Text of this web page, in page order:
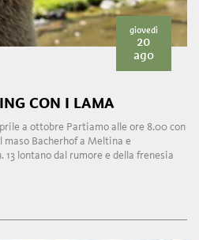
giovedì
20
ago
CON I LAMA
a ottobre Partiamo alle ore 8.00 con
Bacherhof a Meltina e
lontano dal rumore e della frenesia